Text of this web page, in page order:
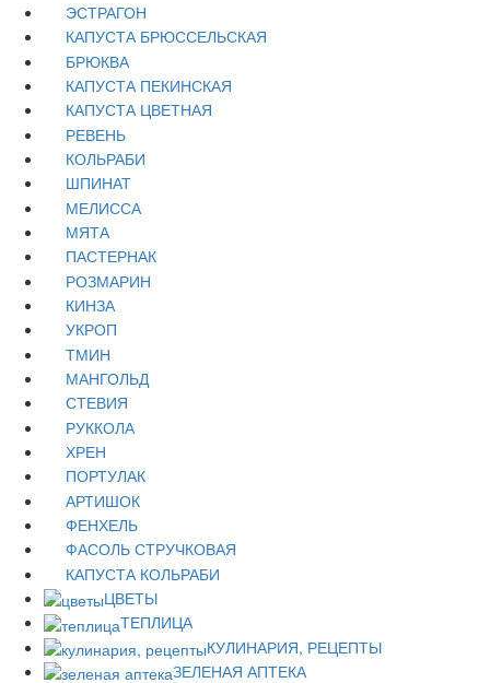
ЭСТРАГОН
КАПУСТА БРЮССЕЛЬСКАЯ
БРЮКВА
КАПУСТА ПЕКИНСКАЯ
КАПУСТА ЦВЕТНАЯ
РЕВЕНЬ
КОЛЬРАБИ
ШПИНАТ
МЕЛИССА
МЯТА
ПАСТЕРНАК
РОЗМАРИН
КИНЗА
УКРОП
ТМИН
МАНГОЛЬД
СТЕВИЯ
РУККОЛА
ХРЕН
ПОРТУЛАК
АРТИШОК
ФЕНХЕЛЬ
ФАСОЛЬ СТРУЧКОВАЯ
КАПУСТА КОЛЬРАБИ
ЦВЕТЫ
ТЕПЛИЦА
КУЛИНАРИЯ, РЕЦЕПТЫ
ЗЕЛЕНАЯ АПТЕКА